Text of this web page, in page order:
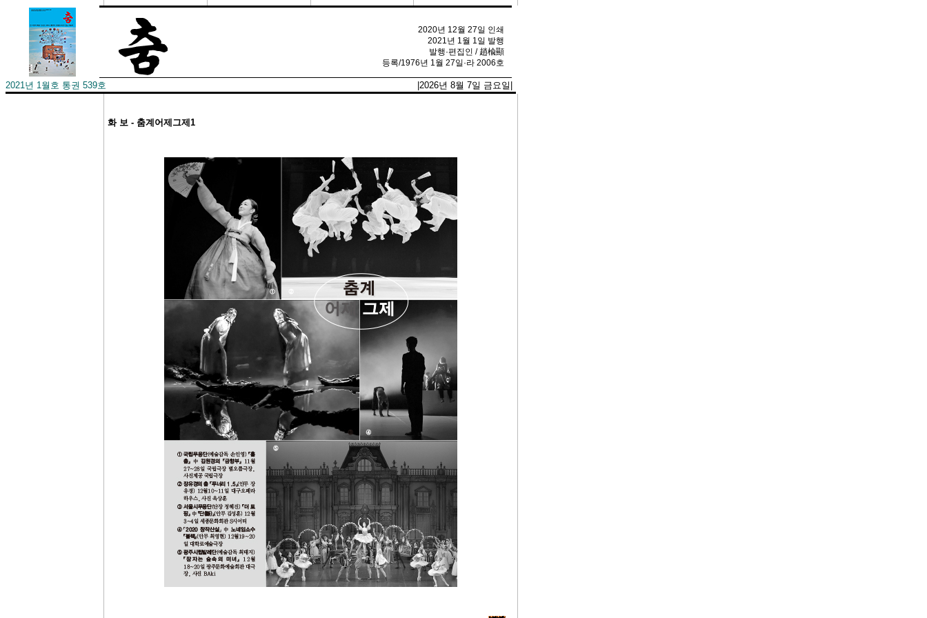
2020년 12월 27일 인쇄
2021년 1월 1일 발행
발행·편집인 / 趙楡顯
등록/1976년 1월 27일·라 2006호
2021년 1월호 통권 539호 |2026년 8월 7일 금요일|
화 보 - 춤계어제그제1